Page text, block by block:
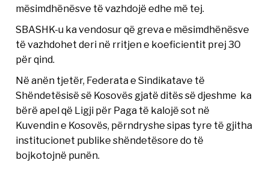
mësimdhënësve të vazhdojë edhe më tej.
SBASHK-u ka vendosur që greva e mësimdhënësve
të vazhdohet deri në rritjen e koeficientit prej 30
për qind.
Në anën tjetër, Federata e Sindikatave të
Shëndetësisë së Kosovës gjatë ditës së djeshme ka
bërë apel që Ligji për Paga të kalojë sot në
Kuvendin e Kosovës, përndryshe sipas tyre të gjitha
institucionet publike shëndetësore do të
bojkotojnë punën.